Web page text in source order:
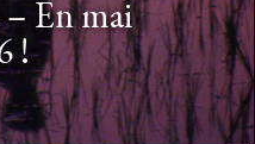
– En mai
!